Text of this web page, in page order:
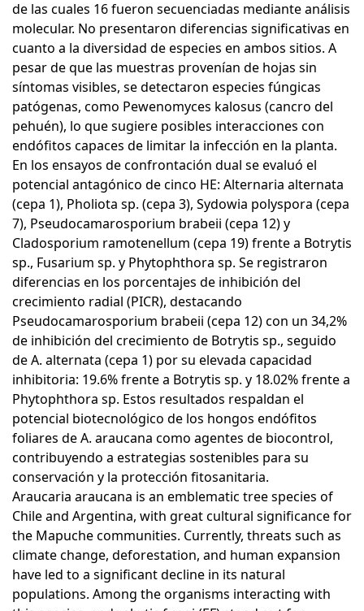
de las cuales 16 fueron secuenciadas mediante análisis
molecular. No presentaron diferencias significativas en
cuanto a la diversidad de especies en ambos sitios. A
pesar de que las muestras provenían de hojas sin
síntomas visibles, se detectaron especies fúngicas
patógenas, como Pewenomyces kalosus (cancro del
pehuén), lo que sugiere posibles interacciones con
endófitos capaces de limitar la infección en la planta.
En los ensayos de confrontación dual se evaluó el
potencial antagónico de cinco HE: Alternaria alternata
(cepa 1), Pholiota sp. (cepa 3), Sydowia polyspora (cepa
7), Pseudocamarosporium brabeii (cepa 12) y
Cladosporium ramotenellum (cepa 19) frente a Botrytis
sp., Fusarium sp. y Phytophthora sp. Se registraron
diferencias en los porcentajes de inhibición del
crecimiento radial (PICR), destacando
Pseudocamarosporium brabeii (cepa 12) con un 34,2%
de inhibición del crecimiento de Botrytis sp., seguido
de A. alternata (cepa 1) por su elevada capacidad
inhibitoria: 19.6% frente a Botrytis sp. y 18.02% frente a
Phytophthora sp. Estos resultados respaldan el
potencial biotecnológico de los hongos endófitos
foliares de A. araucana como agentes de biocontrol,
contribuyendo a estrategias sostenibles para su
conservación y la protección fitosanitaria.
Araucaria araucana is an emblematic tree species of
Chile and Argentina, with great cultural significance for
the Mapuche communities. Currently, threats such as
climate change, deforestation, and human expansion
have led to a significant decline in its natural
populations. Among the organisms interacting with